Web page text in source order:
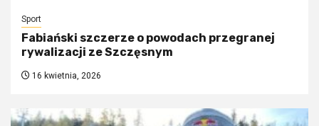
Sport
Fabiański szczerze o powodach przegranej
rywalizacji ze Szczęsnym
16 kwietnia, 2026